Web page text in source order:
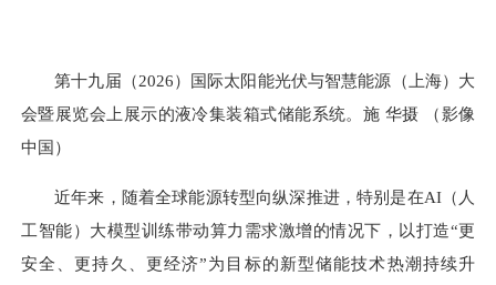
第十九届（2026）国际太阳能光伏与智慧能源（上海）大
会暨展览会上展示的液冷集装箱式储能系统。施 华摄 （影像
中国）
近年来，随着全球能源转型向纵深推进，特别是在AI（人
工智能）大模型训练带动算力需求激增的情况下，以打造“更
安全、更持久、更经济”为目标的新型储能技术热潮持续升